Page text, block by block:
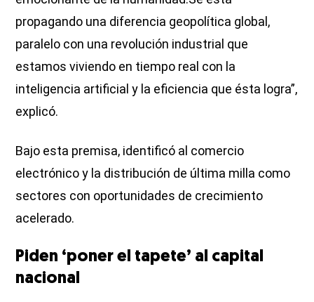
propagando una diferencia geopolítica global,
paralelo con una revolución industrial que
estamos viviendo en tiempo real con la
inteligencia artificial y la eficiencia que ésta logra”,
explicó.
Bajo esta premisa, identificó al comercio
electrónico y la distribución de última milla como
sectores con oportunidades de crecimiento
acelerado.
Piden ‘poner el tapete’ al capital
nacional